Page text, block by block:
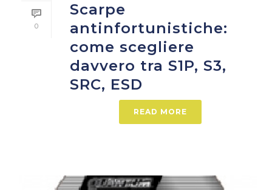
0
Scarpe
antinfortunistiche:
come scegliere
davvero tra S1P, S3,
SRC, ESD
READ MORE